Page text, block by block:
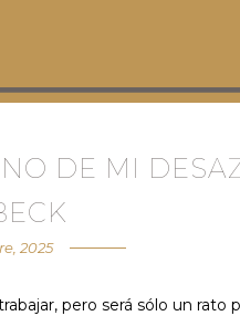
DE MI
2025
pero será sólo un rato